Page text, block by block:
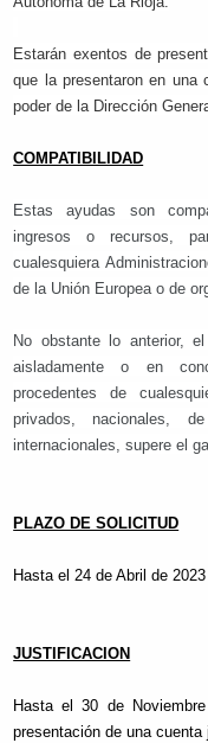
Estarán exentos de
que la presentaron en una
poder de la Dirección
COMPATIBILIDAD
Estas ayudas son
ingresos o recursos,
cualesquiera
de la Unión Europea o de
No obstante lo anterior,
aisladamente o en
procedentes de
privados, nacionales,
internacionales, supere el
PLAZO DE SOLICITUD
Hasta el 24 de Abril de 2023
JUSTIFICACION
Hasta el 30 de
presentación de una